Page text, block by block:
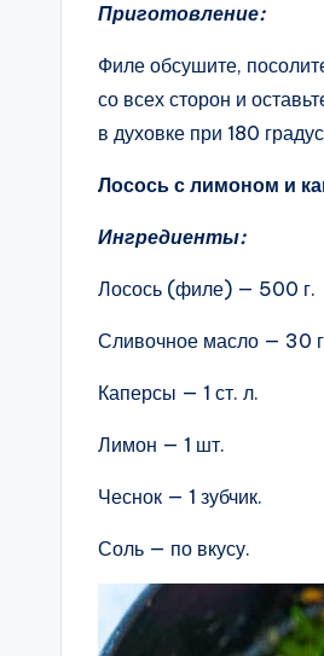
Приготовление:
Филе обсушите,
со всех сторон и
в духовке при 180
Лосось с лимоном и
Ингредиенты:
Лосось (филе) — 500 г.
Сливочное масло — 30
Каперсы — 1 ст. л.
Лимон — 1 шт.
Чеснок — 1 зубчик.
Соль — по вкусу.